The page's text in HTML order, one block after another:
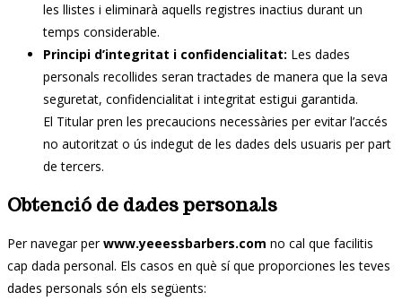
les llistes i eliminarà aquells registres inactius durant un
temps considerable.
Principi d’integritat i confidencialitat: Les dades
personals recollides seran tractades de manera que la seva
seguretat, confidencialitat i integritat estigui garantida.
El Titular pren les precaucions necessàries per evitar l’accés
no autoritzat o ús indegut de les dades dels usuaris per part
de tercers.
Obtenció de dades personals
Per navegar perwww.yeeessbarbers.com no cal que facilitis
cap dada personal. Els casos en què sí que proporciones les teves
dades personals són els següents: